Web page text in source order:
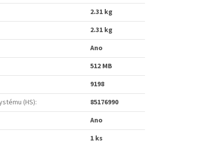
2.31 kg
2.31 kg
Ano
512 MB
9198
(HS):
85176990
Ano
1 ks